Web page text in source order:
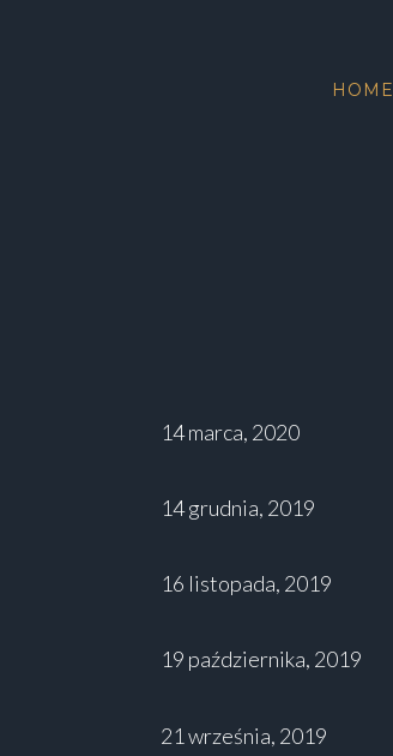
HOME
14 marca, 2020
14 grudnia, 2019
16 listopada, 2019
19 października, 2019
21 września, 2019